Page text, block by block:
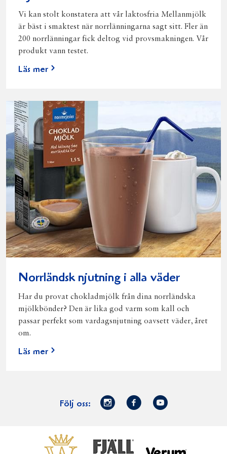
Vi kan stolt konstatera att vår laktosfria Mellanmjölk
är bäst i smaktest när norrlänningarna sagt sitt. Fler än
200 norrlänningar fick deltog vid provsmakningen. Vår
produkt vann testet.
Läs mer
Norrländsk njutning i alla väder
Har du provat chokladmjölk från dina norrländska
mjölkbönder? Den är lika god varm som kall och
passar perfekt som vardagsnjutning oavsett väder, året
om.
Läs mer
Följ oss:
Norrmejerier
Facebook
Youtube
VästerbottensostFjällfil